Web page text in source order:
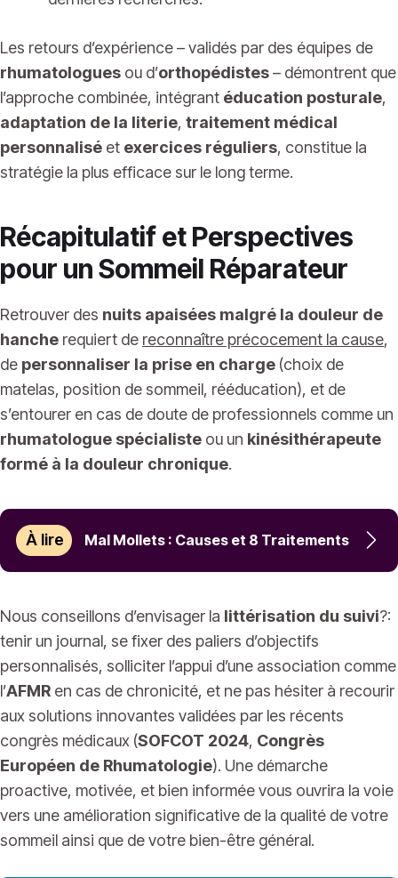
Les retours d’expérience – validés par des équipes de
rhumatologues ou d’orthopédistes– démontrent que
l’approche combinée, intégrant éducation posturale,
adaptation de la literie, traitement médical
personnalisé et exercices réguliers, constitue la
stratégie la plus efficace sur le long terme.
Récapitulatif et Perspectives
pour un Sommeil Réparateur
Retrouver des nuits apaisées malgré la douleur de
hanche requiert de reconnaître précocement la cause,
de personnaliser la prise en charge (choix de
matelas, position de sommeil, rééducation), et de
s’entourer en cas de doute de professionnels comme un
rhumatologue spécialiste ou un kinésithérapeute
formé à la douleur chronique.
À lire Mal Mollets : Causes et 8 Traitements
Nous conseillons d’envisager la littérisation du suivi?:
tenir un journal, se fixer des paliers d’objectifs
personnalisés, solliciter l’appui d’une association comme
l’AFMR en cas de chronicité, et ne pas hésiter à recourir
aux solutions innovantes validées par les récents
congrès médicaux (SOFCOT 2024, Congrès
Européen de Rhumatologie). Une démarche
proactive, motivée, et bien informée vous ouvrira la voie
vers une amélioration significative de la qualité de votre
sommeil ainsi que de votre bien-être général.